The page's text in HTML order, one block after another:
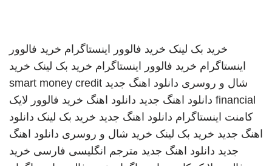
خرید بک لینک خرید فالوور اینستاگرام خرید فالوور
اینستاگرام خرید فالوور اینستاگرام خرید بک لینک خرید
شال و روسری دانلود اهنگ جدید smart money credit
financial دانلود اهنگ جدید دانلود اهنگ خرید فالوور لایک
کامنت اینستاگرام دانلود اهنگ جدید خرید بک لینک دانلود
اهنگ جدید خرید بک لینک خرید شال و روسری دانلود اهنگ
جدید دانلود اهنگ جدید مترجم انگلیسی فارسی خرید